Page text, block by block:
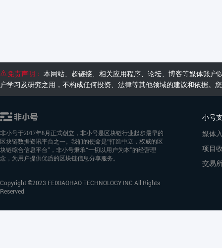
免责声明： 本网站、超链接、相关应用程序、论坛、博客等媒体账
户学习及研究之用，不构成任何投资、法律等其他领域的建议和依据
非小号于2017年8月正式创立，非小号是区块链行业起步最早的
区块链数据资讯平台之一。我们的使命是“打造中立，权威的区
块链综合信息平台”，非小号秉承“一切以用户为本”的经营理
念，为用户提供优质的区块链信息分享服务。
Copyright ©2023 FEIXIAOHAO TECHNOLOGY INC All Rights
Reserved
小号
媒体
项目
交易